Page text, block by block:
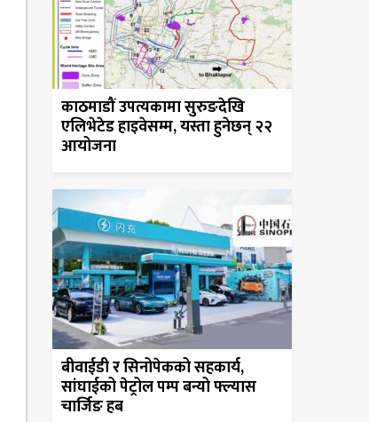
काठमाडौं उपत्यकामा सुरुङदेखि
एलिभेटेड हाइवेसम्म, यस्ता हुनेछन् २२
आयोजना
बीवाईडी र सिनोपेकको सहकार्य,
सांघाईको पेट्रोल पम्प बन्यो फ्ल्यास
चार्जिङ हब